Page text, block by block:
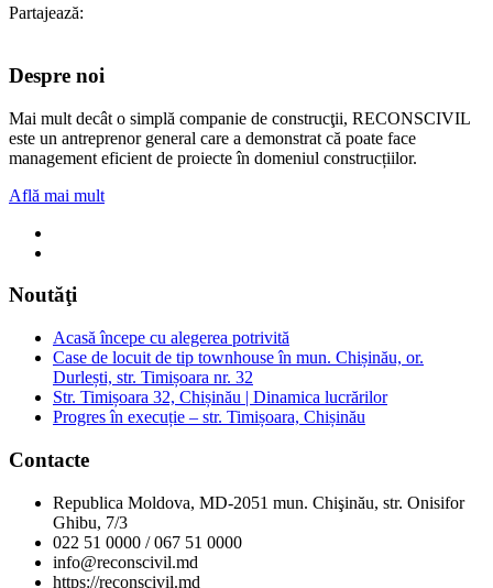
Partajează:
Despre noi
Mai mult decât o simplă companie de construcţii, RECONSCIVIL
este un antreprenor general care a demonstrat că poate face
management eficient de proiecte în domeniul construcțiilor.
Află mai mult
Noutăţi
Acasă începe cu alegerea potrivită
Case de locuit de tip townhouse în mun. Chișinău, or.
Durlești, str. Timișoara nr. 32
Str. Timișoara 32, Chișinău | Dinamica lucrărilor
Progres în execuție – str. Timișoara, Chișinău
Contacte
Republica Moldova, MD-2051 mun. Chişinău, str. Onisifor
Ghibu, 7/3
022 51 0000 / 067 51 0000
info@reconscivil.md
https://reconscivil.md